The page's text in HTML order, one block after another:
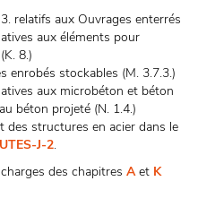
relatifs aux Ouvrages enterrés
aux éléments pour
8.)
enrobés stockables (M. 3.7.3.)
aux microbéton et béton
béton projeté (N. 1.4.)
des structures en acier dans le
J-2.
des chapitres Aet K